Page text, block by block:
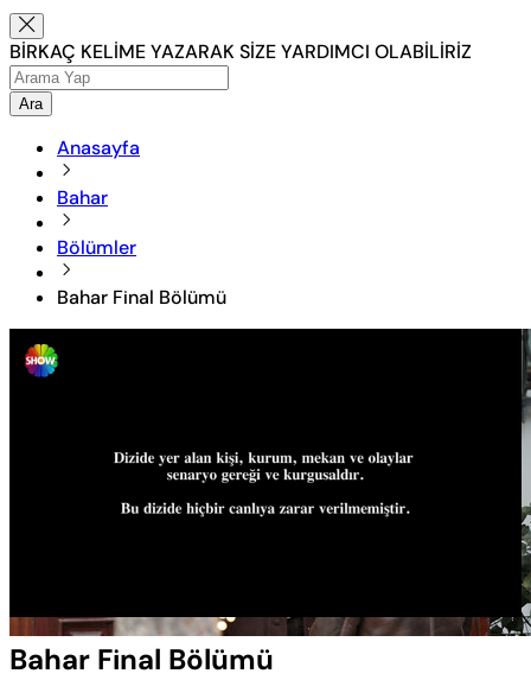
BİRKAÇ KELİME YAZARAK SİZE YARDIMCI OLABİLİRİZ
Ara
Anasayfa
Bahar
Bölümler
Bahar Final Bölümü
Aç
Hızı
Bahar Final Bölümü